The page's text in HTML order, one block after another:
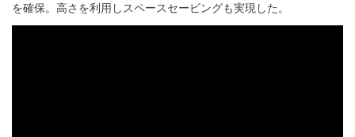
を確保。高さを利用しスペースセービングも実現した。